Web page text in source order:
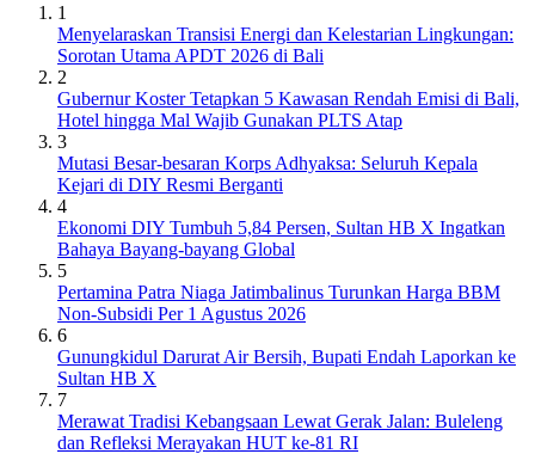
1
Menyelaraskan Transisi Energi dan Kelestarian Lingkungan:
Sorotan Utama APDT 2026 di Bali
2
Gubernur Koster Tetapkan 5 Kawasan Rendah Emisi di Bali,
Hotel hingga Mal Wajib Gunakan PLTS Atap
3
Mutasi Besar-besaran Korps Adhyaksa: Seluruh Kepala
Kejari di DIY Resmi Berganti
4
Ekonomi DIY Tumbuh 5,84 Persen, Sultan HB X Ingatkan
Bahaya Bayang-bayang Global
5
Pertamina Patra Niaga Jatimbalinus Turunkan Harga BBM
Non-Subsidi Per 1 Agustus 2026
6
Gunungkidul Darurat Air Bersih, Bupati Endah Laporkan ke
Sultan HB X
7
Merawat Tradisi Kebangsaan Lewat Gerak Jalan: Buleleng
dan Refleksi Merayakan HUT ke-81 RI